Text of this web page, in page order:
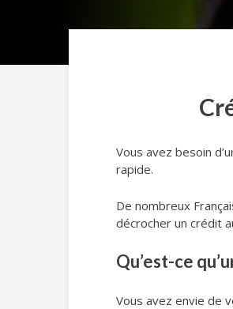
Vous avez besoin
rapide.
De nombreux
décrocher un crédit
Qu’est-ce
Vous avez envie de